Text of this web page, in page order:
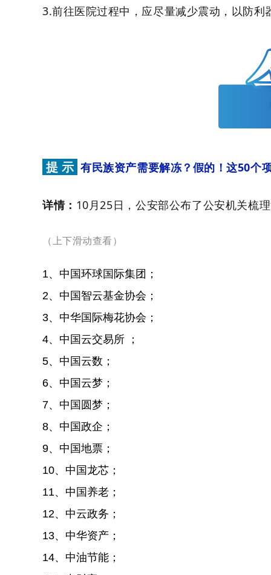
3.前往医院过程中，应尽量减少震动，以防
提 示 有民族资产需要解冻？假的！这50个
详情： 10月25日，公安部公布了公安机关梳
（上下滑动查看）
1、中国环球国际集团；
2、中国智云基金协会；
3、中华国际梅花协会；
4、中国云交易所 ；
5、中国云数；
6、中国云梦；
7、中国圆梦；
8、中国政企；
9、中国地票；
10、中国龙芯；
11、中国养老；
12、中云政务；
13、中华资产；
14、中油节能；